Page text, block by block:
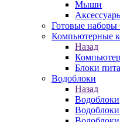
Мыши
Готовые
Компьютерные
Назад
Блоки
Водоблоки
Назад
Водоблоки